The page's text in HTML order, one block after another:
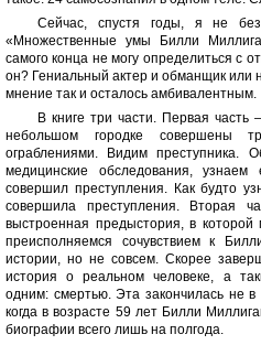
Сейчас, спустя годы, я не
«Множественные умы Билли
самого конца не могу определиться с
он? Гениальный актер и обманщик или
мнение так и осталось амбивалентным.
В книге три части. Первая
небольшом городке совершены
ограблениями. Видим преступника.
медицинские обследования,
совершил преступления. Как будто
совершила преступления. Вторая
выстроенная предыстория, в
преисполняемся сочувствием к
истории, но не совсем. Скорее
история о реальном человеке, а
одним: смертью. Эта закончилась не
когда в возрасте 59 лет Билли
биографии всего лишь на полгода.